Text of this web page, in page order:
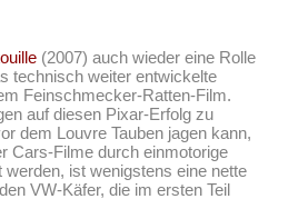
(2007) auch wieder eine Rolle
technisch weiter entwickelte
Feinschmecker-Ratten-Film.
auf diesen Pixar-Erfolg zu
dem Louvre Tauben jagen kann,
Cars-Filme durch einmotorige
ist wenigstens eine nette
VW-Käfer, die im ersten Teil